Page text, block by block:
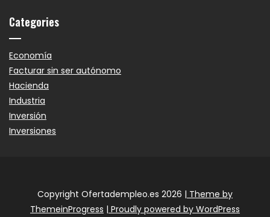
Categories
Economía
Facturar sin ser autónomo
Hacienda
Industria
Inversión
Inversiones
Copyright Ofertadempleo.es 2026 | Theme by
ThemeinProgress | Proudly powered by WordPress